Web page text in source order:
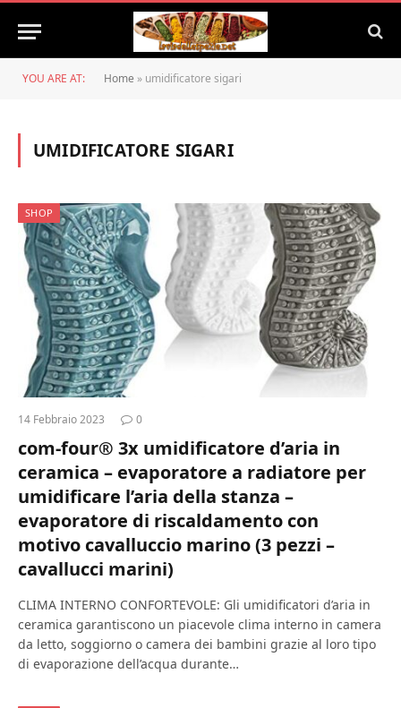
YOU ARE AT: Home » umidificatore sigari
UMIDIFICATORE SIGARI
SHOP
14 Febbraio 2023 0
com-four® 3x umidificatore d’aria in
ceramica – evaporatore a radiatore per
umidificare l’aria della stanza –
evaporatore di riscaldamento con
motivo cavalluccio marino (3 pezzi –
cavallucci marini)
CLIMA INTERNO CONFORTEVOLE: Gli umidificatori d’aria in
ceramica garantiscono un piacevole clima interno in camera
da letto, soggiorno o camera dei bambini grazie al loro tipo
di evaporazione dell’acqua durante…